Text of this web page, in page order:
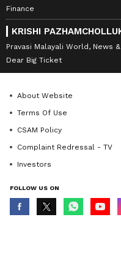
Finance
KRISHI
Pravasi Malayali World, News
Dear Big Ticket
About Website
Terms Of Use
CSAM Policy
Complaint Redressal - TV
Investors
FOLLOW US ON